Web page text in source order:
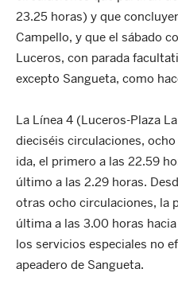
23.25 horas) y que
Campello, y que el sábado
Luceros, con parada
excepto Sangueta, como
La Línea 4 (Luceros-Plaza
dieciséis circulaciones,
ida, el primero a las 22.59
último a las 2.29 horas.
otras ocho circulaciones, la
última a las 3.00 horas
los servicios especiales no
apeadero de Sangueta.